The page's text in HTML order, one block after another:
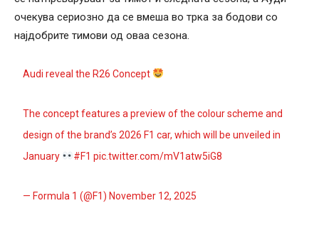
очекува сериозно да се вмеша во трка за бодови со
најдобрите тимови од оваа сезона.
Audi reveal the R26 Concept
The concept features a preview of the colour scheme and
design of the brand’s 2026 F1 car, which will be unveiled in
January
#F1 pic.twitter.com/mV1atw5iG8
— Formula 1 (@F1) November 12, 2025